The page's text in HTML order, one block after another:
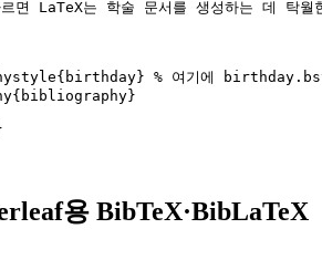
면 LaTeX는 학술 문서를 생성하는 데 탁
{birthday} % 여기에
{bibliography}
용 BibTeX·BibLaTeX